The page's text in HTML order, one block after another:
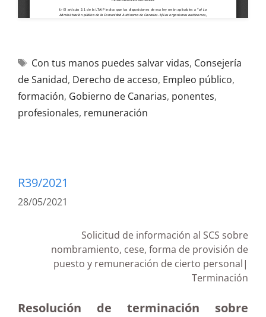
Con tus manos puedes salvar vidas, Consejería
de Sanidad, Derecho de acceso, Empleo público,
formación, Gobierno de Canarias, ponentes,
profesionales, remuneración
R39/2021
28/05/2021
Solicitud de información al SCS sobre
nombramiento, cese, forma de provisión de
puesto y remuneración de cierto personal|
Terminación
Resolución de terminación sobre